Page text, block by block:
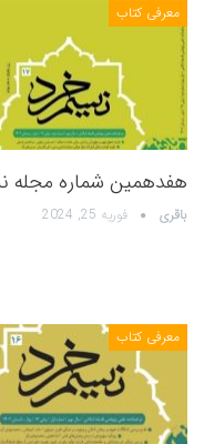
معرفی کتاب
هفدهمین شماره مجله
باقری فوریه 25, 2024
معرفی کتاب